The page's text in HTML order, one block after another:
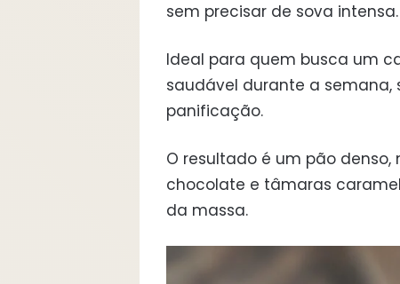
sem precisar de sova intensa.
Ideal para quem busca um
saudável durante a semana,
panificação.
O resultado é um pão
chocolate e tâmaras
da massa.